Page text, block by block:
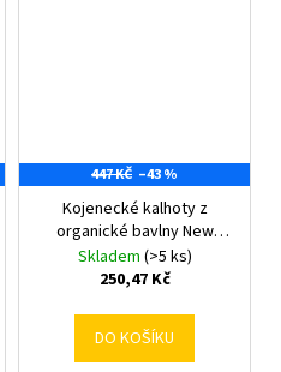
447 KČ –43 %
Kojenecké kalhoty z
organické bavlny New
Baby Olivy 80 (9-12m)
Skladem (>5 ks)
250,47 Kč
DO KOŠÍKU